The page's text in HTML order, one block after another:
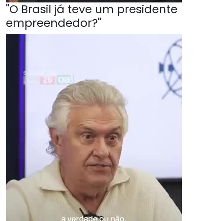
"O Brasil já teve um presidente
empreendedor?"